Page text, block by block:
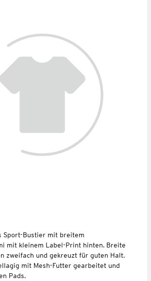
Sport-Bustier mit breitem
mit kleinem Label-Print hinten. Breite
zweifach und gekreuzt für guten Halt.
mit Mesh-Futter gearbeitet und
Pads.